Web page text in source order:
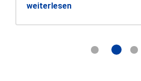
weiterlesen